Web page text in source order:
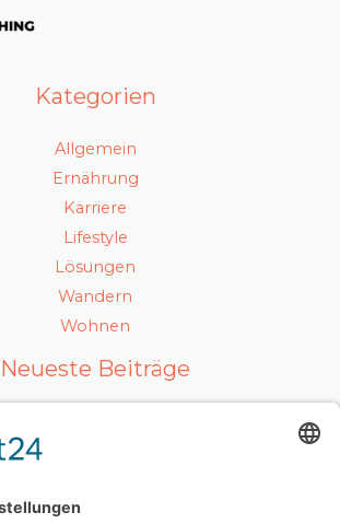
Kategorien
Allgemein
Ernährung
Karriere
Lifestyle
Lösungen
Wandern
Wohnen
Neueste Beiträge
ohne Kompromisse – so
und Selbstvertrauen überzeugen